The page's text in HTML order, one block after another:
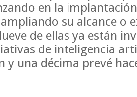
en la
su alcance o
de ellas ya están
de inteligencia
y una décima prevé